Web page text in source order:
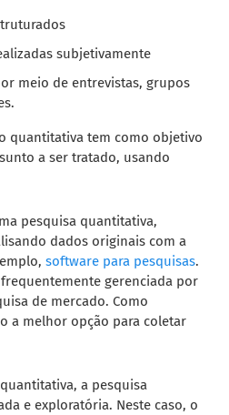
subjetivamente
meio de entrevistas, grupos
quantitativa tem como objetivo
a ser tratado, usando
pesquisa quantitativa,
dados originais com a
software para pesquisas.
gerenciada por
de mercado. Como
a melhor opção para coletar
a pesquisa
e exploratória. Neste caso, o